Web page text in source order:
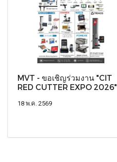
MVT - ขอเชิญร่วมงาน "CIT
RED CUTTER EXPO 2026"
18 พ.ค. 2569